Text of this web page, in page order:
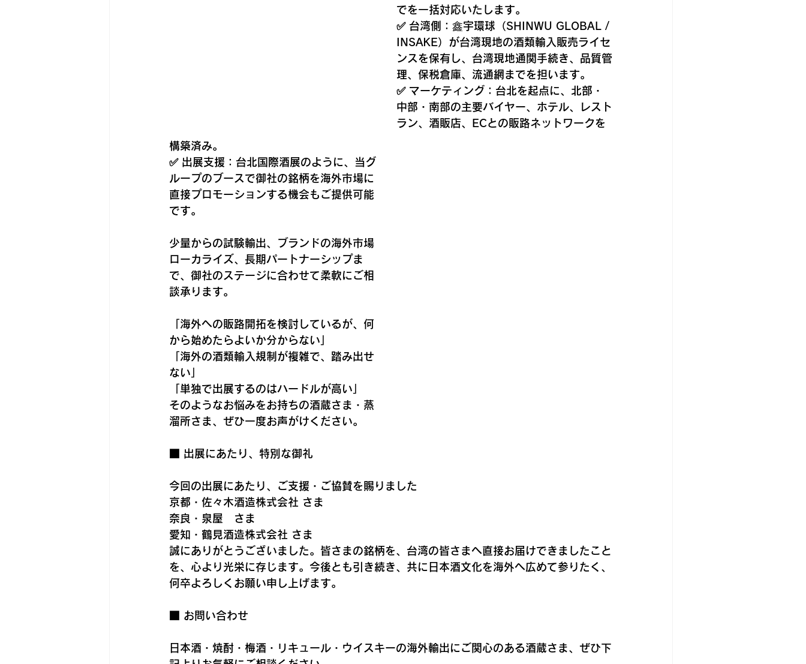
でを一括対応いたします。
✅ 台湾側： 鑫宇環球（SHINWU GLOBAL /
INSAKE）が台湾現地の酒類輸入販売ライセ
ンスを保有し、台湾現地通関手続き、品質管
理、保税倉庫、流通網までを担います。
✅ マーケティング： 台北を起点に、北部・
中部・南部の主要バイヤー、ホテル、レスト
ラン、酒販店、ECとの販路ネットワークを
構築済み。
✅ 出展支援： 台北国際酒展のように、当グ
ループのブースで御社の銘柄を海外市場に
直接プロモーションする機会もご提供可能
です。
少量からの試験輸出、ブランドの海外市場
ローカライズ、長期パートナーシップま
で、御社のステージに合わせて柔軟にご相
談承ります。
「海外への販路開拓を検討しているが、何
から始めたらよいか分からない」
「海外の酒類輸入規制が複雑で、踏み出せ
ない」
「単独で出展するのはハードルが高い」
そのようなお悩みをお持ちの酒蔵さま・蒸
溜所さま、ぜひ一度お声がけください。
■ 出展にあたり、特別な御礼
今回の出展にあたり、ご支援・ご協賛を賜りました
京都・佐々木酒造株式会社 さま
奈良・泉屋　さま
愛知・鶴見酒造株式会社 さま
誠にありがとうございました。皆さまの銘柄を、台湾の皆さまへ直接お届けできましたこと
を、心より光栄に存じます。今後とも引き続き、共に日本酒文化を海外へ広めて参りたく、
何卒よろしくお願い申し上げます。
■ お問い合わせ
日本酒・焼酎・梅酒・リキュール・ウイスキーの海外輸出にご関心のある酒蔵さま、ぜひ下